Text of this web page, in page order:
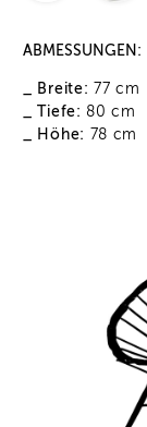
ABMESSUNGEN:
_ Breite: 77 cm
_ Tiefe: 80 cm
_ Höhe:
78 cm